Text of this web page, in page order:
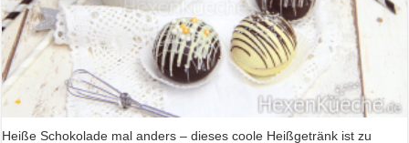
Heiße Schokolade mal anders – dieses coole Heißgetränk ist zu